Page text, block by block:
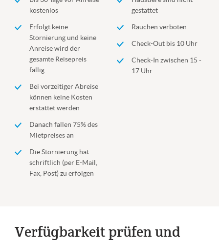
kostenlos
Erfolgt keine
Stornierung und keine
Anreise wird der
gesamte Reisepreis
fällig
Bei vorzeitiger Abreise
können keine Kosten
erstattet werden
Danach fallen 75% des
Mietpreises an
Die Stornierung hat
schriftlich (per E-Mail,
Fax, Post) zu erfolgen
gestattet
Rauchen verboten
Check-Out bis 10 Uhr
Check-In zwischen 15 -
17 Uhr
Verfügbarkeit prüfen und